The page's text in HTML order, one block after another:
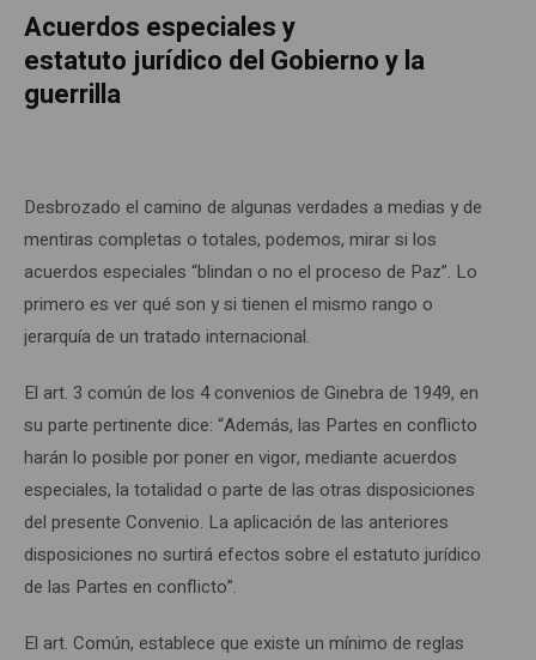
Acuerdos especiales y
estatuto jurídico del Gobierno y la
guerrilla
Desbrozado el camino de algunas verdades a medias y de
mentiras completas o totales, podemos, mirar si los
acuerdos especiales “blindan o no el proceso de Paz”. Lo
primero es ver qué son y si tienen el mismo rango o
jerarquía de un tratado internacional.
El art. 3 común de los 4 convenios de Ginebra de 1949, en
su parte pertinente dice: “Además, las Partes en conflicto
harán lo posible por poner en vigor, mediante acuerdos
especiales, la totalidad o parte de las otras disposiciones
del presente Convenio. La aplicación de las anteriores
disposiciones no surtirá efectos sobre el estatuto jurídico
de las Partes en conflicto”.
El art. Común, establece que existe un mínimo de reglas